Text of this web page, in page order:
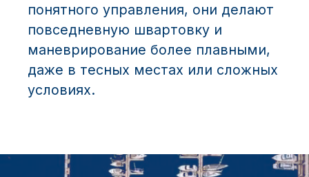
понятного управления, они делают
повседневную швартовку и
маневрирование более плавными,
даже в тесных местах или сложных
условиях.